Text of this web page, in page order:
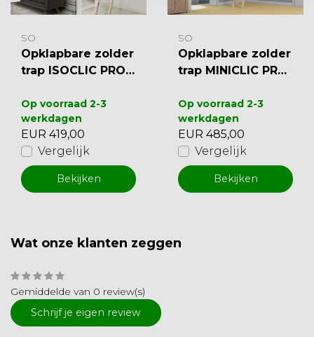
SO
Opklapbare zolder
trap ISOCLIC PRO 5
Op voorraad 2-3
werkdagen
EUR 419,00
Vergelijk
Bekijken
SO
Opklapbare zolder
trap MINICLIC PRO
Op voorraad 2-3
werkdagen
EUR 485,00
Vergelijk
Bekijken
Wat onze klanten zeggen
Gemiddelde van 0 review(s)
Schrijf je eigen review